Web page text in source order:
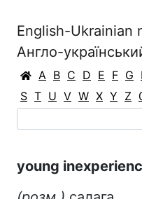
English-Ukrainian
Англо-
A B C D E F G
S T U V W X Y Z
young